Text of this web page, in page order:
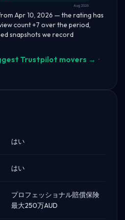
Aug 2026
Apr 10, 2026 — the rating has
count +7 over the period,
snapshots we record
Trustpilot movers → ·
はい
はい
プロフェッショナル賠償保険
最大250万AUD